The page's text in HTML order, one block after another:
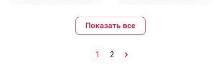
Показать все
1 2